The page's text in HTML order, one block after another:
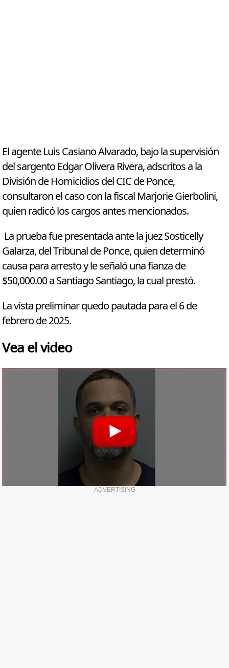
El agente Luis Casiano Alvarado, bajo la supervisión
del sargento Edgar Olivera Rivera, adscritos a la
División de Homicidios del CIC de Ponce,
consultaron el caso con la fiscal Marjorie Gierbolini,
quien radicó los cargos antes mencionados.
La prueba fue presentada ante la juez Sosticelly
Galarza, del Tribunal de Ponce, quien determinó
causa para arresto y le señaló una fianza de
$50,000.00 a Santiago Santiago, la cual prestó.
La vista preliminar quedo pautada para el 6 de
febrero de 2025.
Vea el video
ADVERTISING